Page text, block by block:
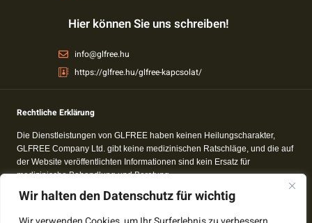
Wir halten den Datenschutz für wichtig
Hier können Sie uns schreiben!
info@glfree.hu
https://glfree.hu/glfree-kapcsolat/
Rechtliche Erklärung
Die Dienstleistungen von GLFREE haben keinen Heilungscharakter,
GLFREE Company Ltd. gibt keine medizinischen Ratschläge, und die auf
der Website veröffentlichten Informationen sind kein Ersatz für
medizinische Behandlung und Beratung.
Der Inhalt von glfree.hu dient zu Informations- und Bildungszwecken. Die